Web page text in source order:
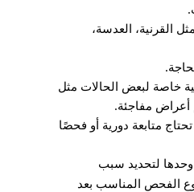
القرنية، العدسة،
خاصة لبعض الحالات مثل
مفاجئة.
متابعة دورية أو فحصًا
وحدها لتحديد سبب
الفحص المناسب بعد